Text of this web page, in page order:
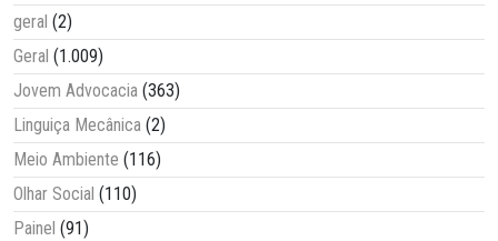
geral (2)
Geral (1.009)
Jovem Advocacia (363)
Linguiça Mecânica (2)
Meio Ambiente (116)
Olhar Social (110)
Painel (91)